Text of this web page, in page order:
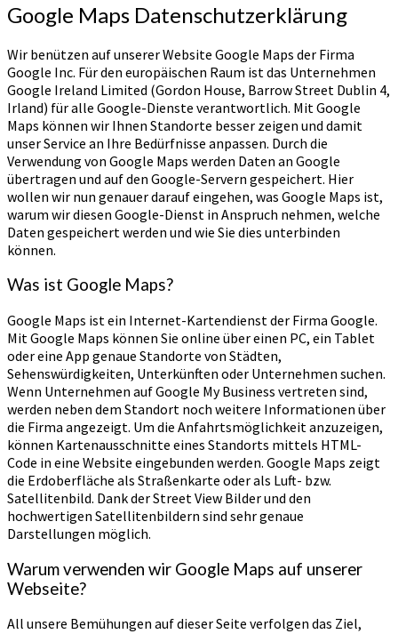
Google Maps Datenschutzerklärung
Wir benützen auf unserer Website Google Maps der Firma
Google Inc. Für den europäischen Raum ist das Unternehmen
Google Ireland Limited (Gordon House, Barrow Street Dublin 4,
Irland) für alle Google-Dienste verantwortlich. Mit Google
Maps können wir Ihnen Standorte besser zeigen und damit
unser Service an Ihre Bedürfnisse anpassen. Durch die
Verwendung von Google Maps werden Daten an Google
übertragen und auf den Google-Servern gespeichert. Hier
wollen wir nun genauer darauf eingehen, was Google Maps ist,
warum wir diesen Google-Dienst in Anspruch nehmen, welche
Daten gespeichert werden und wie Sie dies unterbinden
können.
Was ist Google Maps?
Google Maps ist ein Internet-Kartendienst der Firma Google.
Mit Google Maps können Sie online über einen PC, ein Tablet
oder eine App genaue Standorte von Städten,
Sehenswürdigkeiten, Unterkünften oder Unternehmen suchen.
Wenn Unternehmen auf Google My Business vertreten sind,
werden neben dem Standort noch weitere Informationen über
die Firma angezeigt. Um die Anfahrtsmöglichkeit anzuzeigen,
können Kartenausschnitte eines Standorts mittels HTML-
Code in eine Website eingebunden werden. Google Maps zeigt
die Erdoberfläche als Straßenkarte oder als Luft- bzw.
Satellitenbild. Dank der Street View Bilder und den
hochwertigen Satellitenbildern sind sehr genaue
Darstellungen möglich.
Warum verwenden wir Google Maps auf unserer
Webseite?
All unsere Bemühungen auf dieser Seite verfolgen das Ziel,